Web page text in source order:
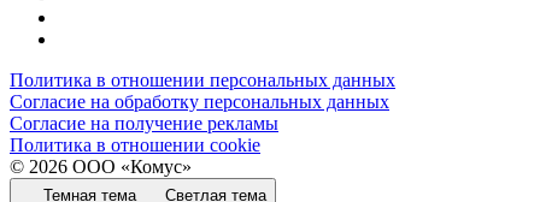
Политика в отношении персональных данных
Согласие на обработку персональных данных
Согласие на получение рекламы
Политика в отношении cookie
© 2026 ООО «Комус»
Темная тема Светлая тема